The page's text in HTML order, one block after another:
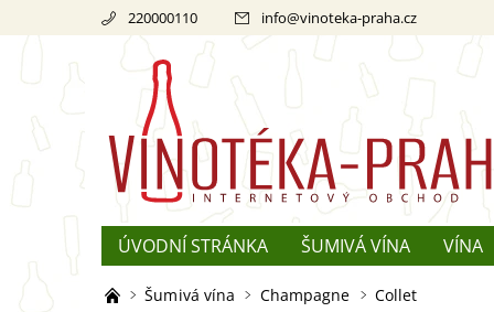
220000110 info@vinoteka-praha.cz
ÚVODNÍ STRÁNKA ŠUMIVÁ VÍNA VÍNA
REKLAMACE
O ŠAMPAŇSKÉM
Šumivá vína Champagne Collet